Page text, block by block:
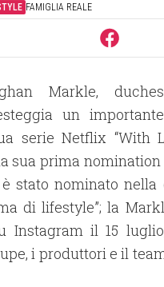
FAMIGLIA REALE
Markle,
un
serie Netflix “With
sua prima
stato nominato nella
di lifestyle”; la
Instagram il 15
i produttori e il